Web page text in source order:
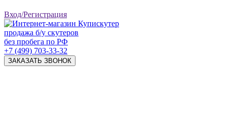
Вход/Регистрация
продажа б/у скутеров
без пробега по РФ
+7 (499) 703-33-32
ЗАКАЗАТЬ ЗВОНОК